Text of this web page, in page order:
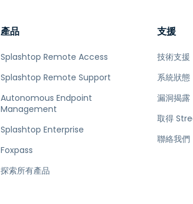
產品
Splashtop Remote Access
Splashtop Remote Support
Autonomous Endpoint
Management
Splashtop Enterprise
Foxpass
探索所有產品
支援
技術支援
系統狀態
漏洞揭露
取得
聯絡我們